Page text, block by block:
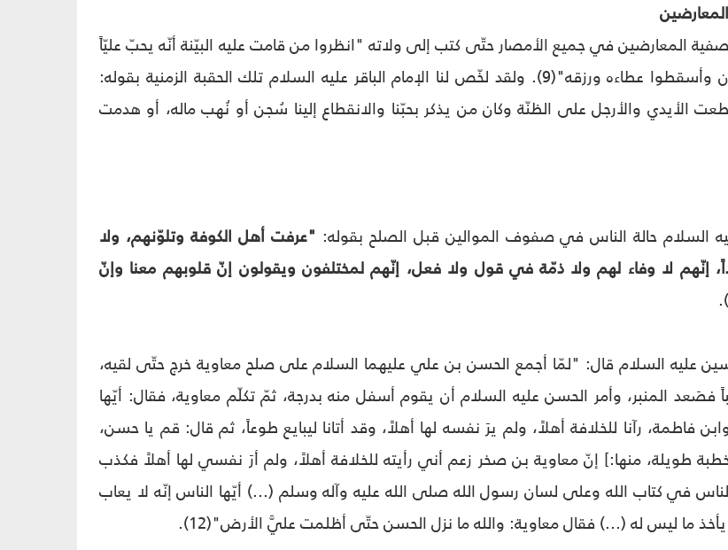
المعارضين في جميع الأمصار حتّى كتب إلى ولاته "انظروا من قامت عليه البيّنة أنّه يحبّ عليّاً
وأهل بيته فامحوه من الديوان وأسقطوا عطاءه ورزقه"(9). ولقد لخّص لنا الإمام الباقر عليه السلام تلك الحقبة الزمنية بقوله:
الأيدي والأرجل على الظنّة وكان من يذكر بحبّنا والانقطاع إلينا سُجن أو نُهب ماله، أو هدمت
السلام حالة الناس في صفوف الموالين قبل الصلح بقوله: "عرفت أهل الكوفة وتلوّنهم، ولا
إنّهم لا وفاء لهم ولا ذمّة في قول ولا فعل، إنّهم لمختلفون ويقولون إنّ قلوبهم معنا وإنّ
عليه السلام قال: "لمّا أجمع الحسن بن علي عليهما السلام على صلح معاوية خرج حتّى لقيه،
فصَعد المنبر، وأمر الحسن عليه السلام أن يقوم أسفل منه بدرجة، ثمّ تكلّم معاوية، فقال: أيّها
فاطمة، رآنا للخلافة أهلاً، ولم يرَ نفسه لها أهلاً، وقد أتانا ليبايع طوعاً، ثم قال: قم يا حسن،
طويلة، منها:] إنّ معاوية بن صخر زعم أني رأيته للخلافة أهلاً، ولم أرَ نفسي لها أهلاً فكذب
الناس في كتاب الله وعلى لسان رسول الله صلى الله عليه وآله وسلم (...) أيّها الناس إنّه لا يعاب
ما ليس له (...) فقال معاوية: والله ما نزل الحسن حتّى أظلمت عليَّ الأرض"(12).